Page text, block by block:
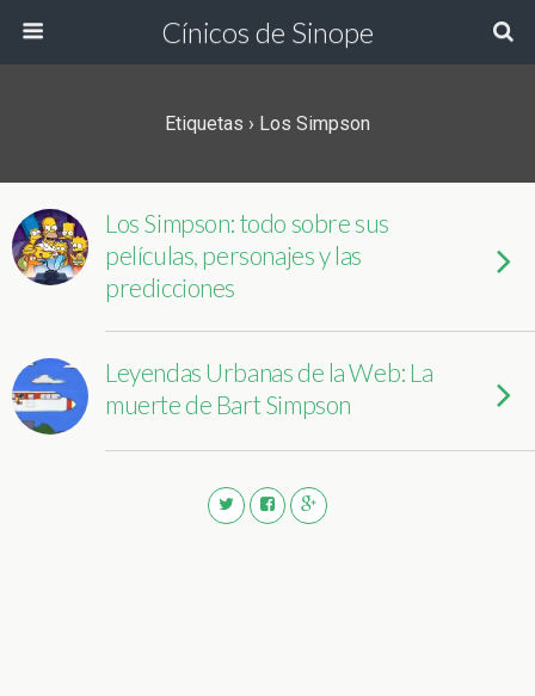
Cínicos de Sinope
Etiquetas › Los Simpson
Los Simpson: todo sobre sus
películas, personajes y las
predicciones
Leyendas Urbanas de la Web: La
muerte de Bart Simpson